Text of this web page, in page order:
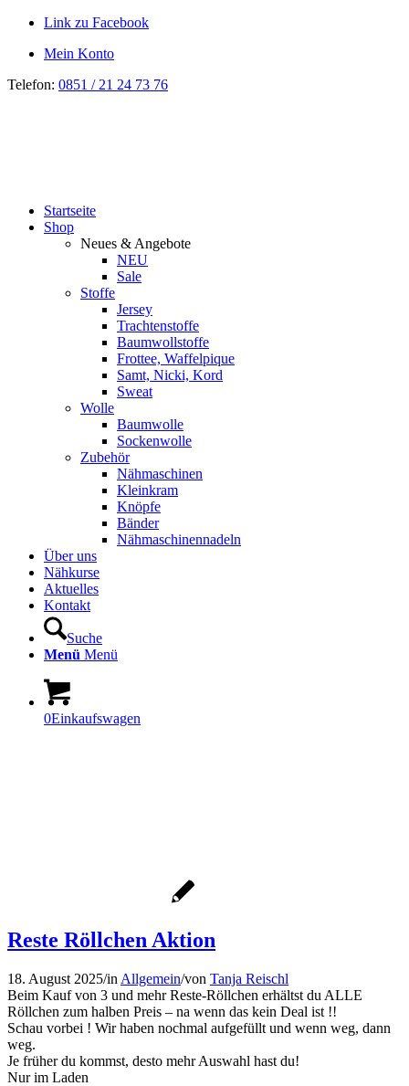
Link zu Facebook
Mein Konto
Telefon: 0851 / 21 24 73 76
Startseite
Shop
Neues & Angebote
NEU
Sale
Stoffe
Jersey
Trachtenstoffe
Baumwollstoffe
Frottee, Waffelpique
Samt, Nicki, Kord
Sweat
Wolle
Baumwolle
Sockenwolle
Zubehör
Nähmaschinen
Kleinkram
Knöpfe
Bänder
Nähmaschinennadeln
Über uns
Nähkurse
Aktuelles
Kontakt
Suche
Menü Menü
0Einkaufswagen
Reste Röllchen Aktion
18. August 2025/in Allgemein/von Tanja Reischl
Beim Kauf von 3 und mehr Reste-Röllchen erhältst du ALLE
Röllchen zum halben Preis – na wenn das kein Deal ist !!
Schau vorbei ! Wir haben nochmal aufgefüllt und wenn weg, dann
weg.
Je früher du kommst, desto mehr Auswahl hast du!
Nur im Laden